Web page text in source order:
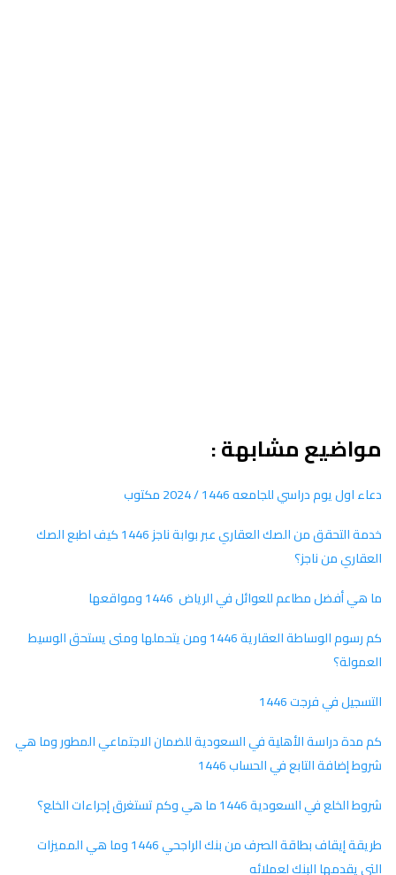
مواضيع مشابهة :
دعاء اول يوم دراسي للجامعه 1446 / 2024 مكتوب
خدمة التحقق من الصك العقاري عبر بوابة ناجز 1446 كيف اطبع الصك
العقاري من ناجز؟
ما هي أفضل مطاعم للعوائل في الرياض 1446 ومواقعها
كم رسوم الوساطة العقارية 1446 ومن يتحملها ومتى يستحق الوسيط
العمولة؟
التسجيل في فرجت 1446
كم مدة دراسة الأهلية في السعودية للضمان الاجتماعي المطور وما هي
شروط إضافة التابع في الحساب 1446
شروط الخلع في السعودية 1446 ما هي وكم تستغرق إجراءات الخلع؟
طريقة إيقاف بطاقة الصرف من بنك الراجحي 1446 وما هي المميزات
التي يقدمها البنك لعملائه